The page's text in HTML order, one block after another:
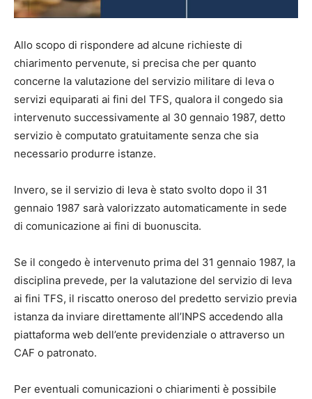
Allo scopo di rispondere ad alcune richieste di
chiarimento pervenute, si precisa che per quanto
concerne la valutazione del servizio militare di leva o
servizi equiparati ai fini del TFS, qualora il congedo sia
intervenuto successivamente al 30 gennaio 1987, detto
servizio è computato gratuitamente senza che sia
necessario produrre istanze.
Invero, se il servizio di leva è stato svolto dopo il 31
gennaio 1987 sarà valorizzato automaticamente in sede
di comunicazione ai fini di buonuscita.
Se il congedo è intervenuto prima del 31 gennaio 1987, la
disciplina prevede, per la valutazione del servizio di leva
ai fini TFS, il riscatto oneroso del predetto servizio previa
istanza da inviare direttamente all’INPS accedendo alla
piattaforma web dell’ente previdenziale o attraverso un
CAF o patronato.
Per eventuali comunicazioni o chiarimenti è possibile